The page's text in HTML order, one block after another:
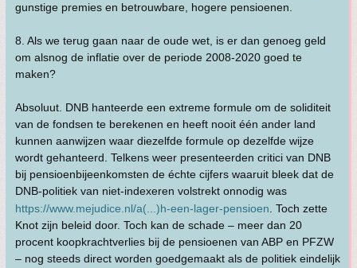
gunstige premies en betrouwbare, hogere pensioenen.
8. Als we terug gaan naar de oude wet, is er dan genoeg geld
om alsnog de inflatie over de periode 2008-2020 goed te
maken?
Absoluut. DNB hanteerde een extreme formule om de soliditeit
van de fondsen te berekenen en heeft nooit één ander land
kunnen aanwijzen waar diezelfde formule op dezelfde wijze
wordt gehanteerd. Telkens weer presenteerden critici van DNB
bij pensioenbijeenkomsten de échte cijfers waaruit bleek dat de
DNB-politiek van niet-indexeren volstrekt onnodig was
https://www.mejudice.nl/a(...)h-een-lager-pensioen . Toch zette
Knot zijn beleid door. Toch kan de schade – meer dan 20
procent koopkrachtverlies bij de pensioenen van ABP en PFZW
– nog steeds direct worden goedgemaakt als de politiek eindelijk